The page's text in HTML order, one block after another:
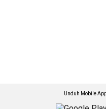
Unduh Mobile